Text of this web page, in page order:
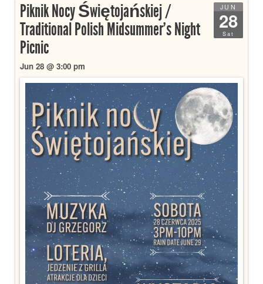
JUN
28
Sat
Piknik Nocy Świętojańskiej /
Traditional Polish Midsummer’s Night
Picnic
Jun 28 @ 3:00 pm